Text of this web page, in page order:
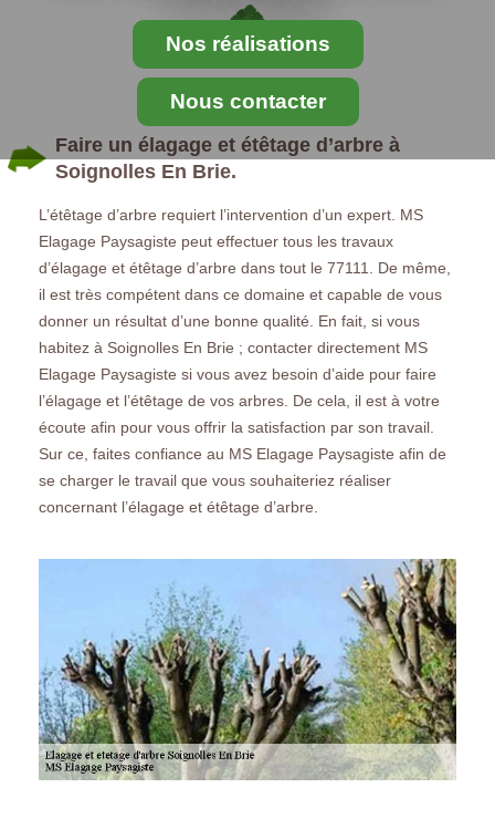
Nos réalisations
Nous contacter
Faire un élagage et étêtage d’arbre à
Soignolles En Brie.
L’étêtage d’arbre requiert l’intervention d’un expert. MS
Elagage Paysagiste peut effectuer tous les travaux
d’élagage et étêtage d’arbre dans tout le 77111. De même,
il est très compétent dans ce domaine et capable de vous
donner un résultat d’une bonne qualité. En fait, si vous
habitez à Soignolles En Brie ; contacter directement MS
Elagage Paysagiste si vous avez besoin d’aide pour faire
l’élagage et l’étêtage de vos arbres. De cela, il est à votre
écoute afin pour vous offrir la satisfaction par son travail.
Sur ce, faites confiance au MS Elagage Paysagiste afin de
se charger le travail que vous souhaiteriez réaliser
concernant l’élagage et étêtage d’arbre.